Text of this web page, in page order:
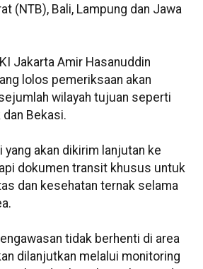
(NTB), Bali, Lampung dan Jawa
Jakarta Amir Hasanuddin
lolos pemeriksaan akan
wilayah tujuan seperti
dan Bekasi.
yang akan dikirim lanjutan ke
dokumen transit khusus untuk
dan kesehatan ternak selama
tidak berhenti di area
dilanjutkan melalui monitoring